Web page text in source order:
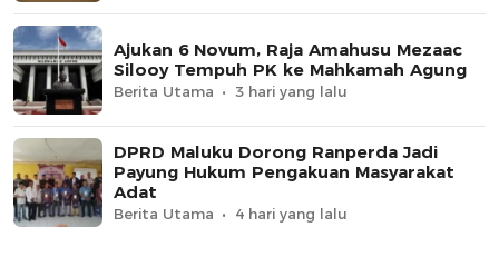
Ajukan 6 Novum, Raja Amahusu Mezaac
Silooy Tempuh PK ke Mahkamah Agung
Berita Utama 3 hari yang lalu
DPRD Maluku Dorong Ranperda Jadi
Payung Hukum Pengakuan Masyarakat
Adat
Berita Utama 4 hari yang lalu